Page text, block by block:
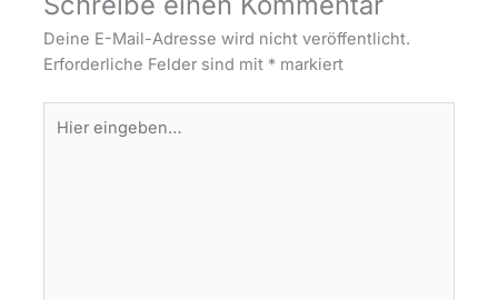
Deine E-Mail-Adresse wird nicht veröffentlicht.
Erforderliche Felder sind mit * markiert
eingeben…